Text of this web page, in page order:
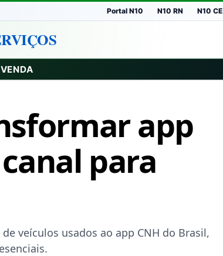
Portal N10 N10 RN N10 CE
app
para
veículos usados ao app CNH do Brasil,